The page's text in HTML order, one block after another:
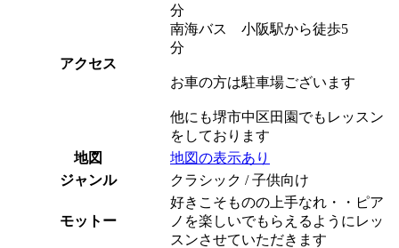
アクセス
分
南海バス 小阪駅から徒歩5
分
お車の方は駐車場ございます
他にも堺市中区田園でもレッスン
をしております
地図
地図の表示あり
ジャンル
クラシック / 子供向け
モットー
好きこそものの上手なれ・・ピア
ノを楽しいでもらえるようにレッ
スンさせていただきます